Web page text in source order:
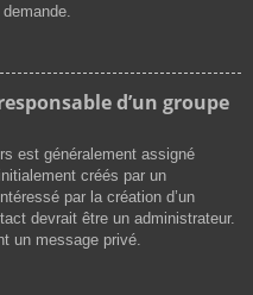
d’un groupe
est généralement assigné
créés par un
par la création d’un
devrait être un administrateur.
un message privé.